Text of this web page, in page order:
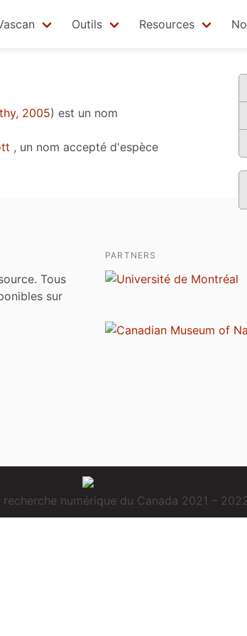
Outils Resources
2005) est un nom
, un nom accepté d'espèce
Tous
sur
PARTNERS
numérique du Canada 2021 –